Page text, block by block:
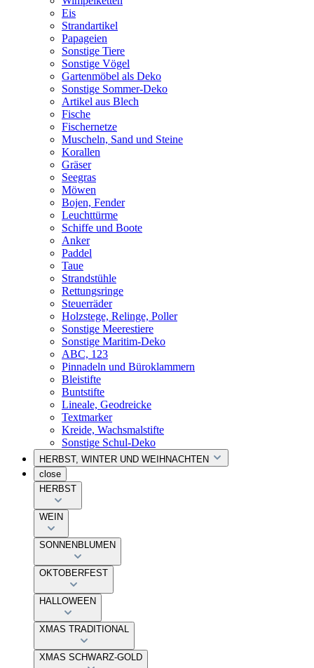
Eis
Strandartikel
Papageien
Sonstige Tiere
Sonstige Vögel
Gartenmöbel als Deko
Sonstige Sommer-Deko
Artikel aus Blech
Fische
Fischernetze
Muscheln, Sand und Steine
Korallen
Gräser
Seegras
Möwen
Bojen, Fender
Leuchttürme
Schiffe und Boote
Anker
Paddel
Taue
Strandstühle
Rettungsringe
Steuerräder
Holzstege, Relinge, Poller
Sonstige Meerestiere
Sonstige Maritim-Deko
ABC, 123
Pinnadeln und Büroklammern
Bleistifte
Buntstifte
Lineale, Geodreicke
Textmarker
Kreide, Wachsmalstifte
Sonstige Schul-Deko
HERBST, WINTER UND WEIHNACHTEN
close
HERBST
WEIN
SONNENBLUMEN
OKTOBERFEST
HALLOWEEN
XMAS TRADITIONAL
XMAS SCHWARZ-GOLD